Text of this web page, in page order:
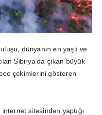
dünyanın en yaşlı ve
Sibirya’da çıkan büyük
çekimlerini gösteren
sitesinden yaptığı